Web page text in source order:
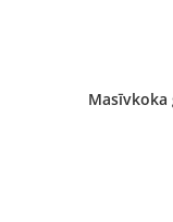
Masīvkoka